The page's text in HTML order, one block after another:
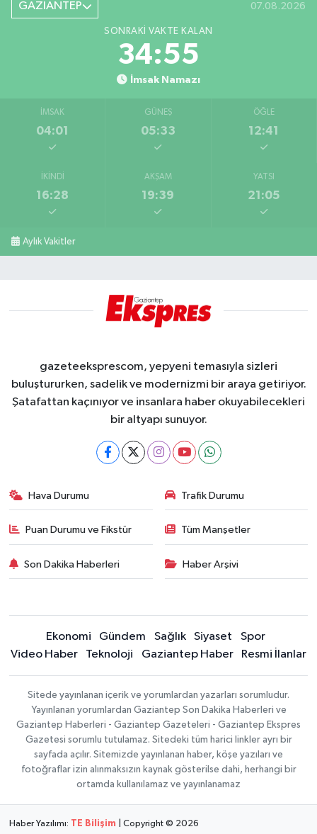
GAZİANTEP 07.08.2026
SONRAKI VAKTE KALAN
34:55
İmsak Namazı
İMSAK
04:01
GÜNEŞ
05:33
ÖĞLE
12:41
İKINDI
16:28
AKŞAM
19:39
YATSI
21:05
Aylık Vakitler
gazeteeksprescom, yepyeni temasıyla sizleri
buluştururken, sadelik ve modernizmi bir araya getiriyor.
Şatafattan kaçınıyor ve insanlara haber okuyabilecekleri
bir altyapı sunuyor.
Hava Durumu Trafik Durumu
Puan Durumu ve Fikstür Tüm Manşetler
Son Dakika Haberleri Haber Arşivi
Ekonomi Gündem Sağlık Siyaset
Spor
Video Haber
Teknoloji Gaziantep Haber Resmi İlanlar
Sitede yayınlanan içerik ve yorumlardan yazarları sorumludur.
Yayınlanan yorumlardan Gaziantep Son Dakika Haberleri ve
Gaziantep Haberleri - Gaziantep Gazeteleri - Gaziantep Ekspres
Gazetesi sorumlu tutulamaz. Sitedeki tüm harici linkler ayrı bir
sayfada açılır. Sitemizde yayınlanan haber, köşe yazıları ve
fotoğraflar izin alınmaksızın kaynak gösterilse dahi, herhangi bir
ortamda kullanılamaz ve yayınlanamaz
Haber Yazılımı: TE Bilişim | Copyright © 2026